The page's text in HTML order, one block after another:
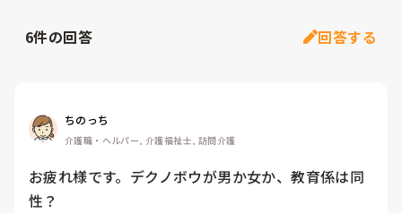
6件の回答 回答する
ちのっち
介護職・ヘルパー, 介護福祉士, 訪問介護
お疲れ様です。デクノボウが男か女か、教育係は同
性？